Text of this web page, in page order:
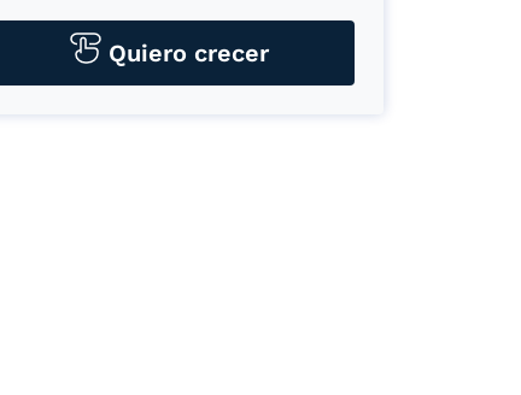
tecnológicos, incluso
de mensajería
Quiero crecer